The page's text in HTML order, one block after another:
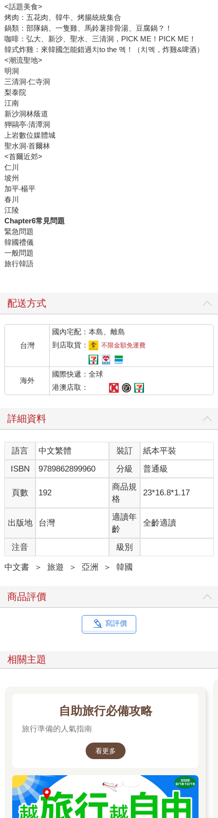
<話題美食>
烤肉：五花肉、韓牛、烤腸統統集合
鍋類：部隊鍋、一隻雞、馬鈴薯排骨湯、豆腐鍋？！
咖啡：弘大、新沙、聖水、三清洞，PICK ME！PICK ME！
韓式炸雞：來韓國怎能錯過치to the 멕！（치멕，炸雞&啤酒）
<潮流聖地>
明洞
三清洞‧仁寺洞
梨泰院
江南
新沙洞林蔭道
狎鷗亭‧清潭洞
上岩數位媒體城
聖水洞‧首爾林
<首爾近郊>
仁川
坡州
加平‧楊平
春川
江陵
Chapter6常見問題
緊急問題
韓國禮儀
一般問題
旅行韓語
配送方式
台灣
國內宅配：本島、離島
到店取貨：
不限金額免運費
海外
國際快遞：全球
港澳店取：
詳細資料
語言 中文繁體 裝訂
紙本平裝
ISBN
9789862899960 分級 普通級
頁數 192
商品規
格
23*16.8*1.17
出版地 台灣
適讀年
齡
全齡適讀
注音 級別
中文書 ＞ 旅遊 ＞ 亞洲 ＞ 韓國
商品評價
寫評價
相關主題
自助旅行必備攻略
旅行準備的人氣指南
看更多